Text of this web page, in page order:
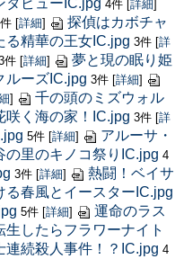
タビューIC.jpg 4件 [詳細]
[詳細]
探偵はカボチャ
る精華の王女IC.jpg 3件 [詳
件 [詳細]
夢と現の眠り姫
ルーズIC.jpg 3件 [詳細]
]
千の頭のミズウォル
咲く海の家！IC.jpg 3件 [詳
5件 [詳細]
アルーサ・
の里のキノコ祭りIC.jpg 4
3件 [詳細]
熱闘！ベイサ
る春風とイースターIC.jpg
5件 [詳細]
運命のラス
生したらフラワーナイト
連続殺人事件！？IC.jpg 4